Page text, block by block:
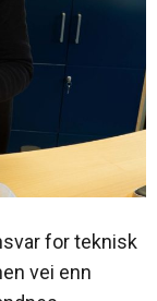
– Bli
mester
for teknisk
vei enn